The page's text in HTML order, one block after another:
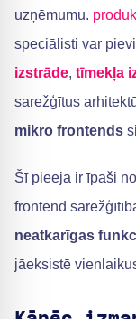
uzņēmumu.
speciālisti var
izstrāde, tīmekļa
sarežģītus
mikro frontends
Šī pieeja ir īpaši
frontend
neatkarīgas
jāeksistē